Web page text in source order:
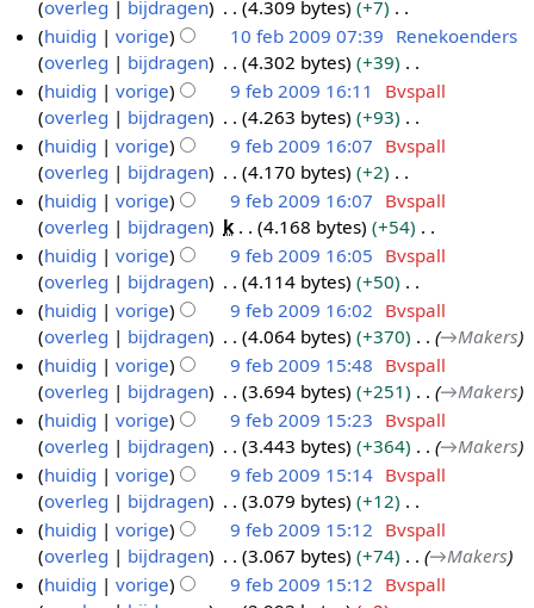
s
a
m
e
n
v
a
t
t
i
n
g
g
s
s
a
m
e
n
v
a
t
t
i
n
g
i
n
g
s
s
a
m
e
n
v
a
t
t
i
n
g
9
0
9
0
e
2
0
overleg
bijdragen 4.309 bytes
+7
G
e
e
n
b
e
w
e
r
k
i
n
g
s
s
a
m
e
n
v
a
t
huidig vorige 10 feb 2009 07:39 Renekoenders
overleg
bijdragen 4.302 bytes
+39
G
e
e
n
b
e
w
e
r
k
i
n
g
s
s
a
m
e
n
v
b
0
9
huidig vorige 9 feb 2009 16:11
Bvspall
overleg
bijdragen 4.263 bytes
+93
G
e
e
n
b
e
w
e
r
k
i
n
g
s
s
a
m
e
huidig vorige 9 feb 2009 16:07 Bvspall
overleg
bijdragen 4.170 bytes
+2
G
e
e
n
b
e
w
e
r
k
i
n
g
s
s
a
huidig vorige 9 feb 2009 16:07 Bvspall
overleg
bijdragen k 4.168 bytes
+54
G
e
e
n
b
e
w
e
r
k
i
n
g
s
huidig vorige 9 feb 2009 16:05 Bvspall
overleg
bijdragen 4.114 bytes
+50
G
e
e
n
b
e
w
e
r
k
i
n
huidig vorige 9 feb 2009 16:02 Bvspall
overleg
bijdragen 4.064 bytes +370 →Makers
huidig
vorige 9 feb 2009 15:48 Bvspall
overleg
bijdragen 3.694 bytes +251 →Makers
huidig
vorige 9 feb 2009 15:23 Bvspall
overleg
bijdragen 3.443 bytes +364 →Makers
huidig
vorige 9 feb 2009 15:14 Bvspall
overleg
bijdragen 3.079 bytes
+12
G
e
e
huidig vorige 9 feb 2009 15:12 Bvspall
overleg
bijdragen 3.067 bytes +74 →Makers
huidig
vorige 9 feb 2009 15:12 Bvspall